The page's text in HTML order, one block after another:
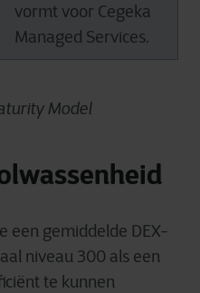
vormt voor Cegeka
Managed Services.
Model
een gemiddelde DEX-
niveau 300 als een
te kunnen